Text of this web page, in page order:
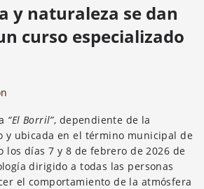
y naturaleza se dan
curso especializado
“El Borril”, dependiente de la
y ubicada en el término municipal de
los días 7 y 8 de febrero de 2026 de
dirigido a todas las personas
el comportamiento de la atmósfera